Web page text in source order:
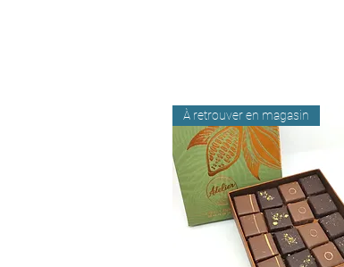
À retrouver en magasin